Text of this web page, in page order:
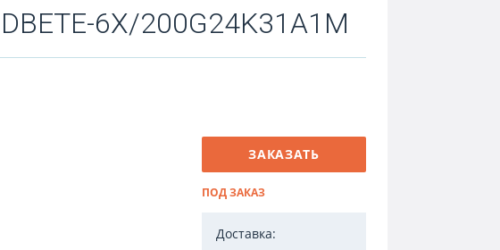
6X/200G24K31A1M
ЗАКАЗАТЬ
ПОД ЗАКАЗ
Доставка: